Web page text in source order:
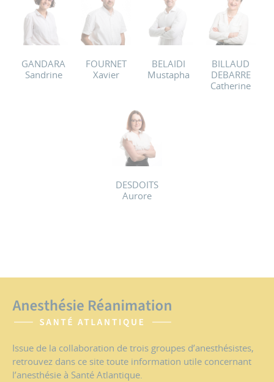
GANDARA
Sandrine
FOURNET
Xavier
BELAIDI
Mustapha
BILLAUD
DEBARRE
Catherine
DESDOITS
Aurore
Issue de la collaboration de trois groupes d’anesthésistes,
retrouvez dans ce site toute information utile concernant
l’anesthésie à Santé Atlantique.